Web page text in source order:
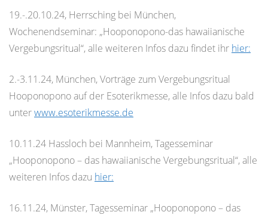
19.-.20.10.24, Herrsching bei München,
Wochenendseminar: „Hooponopono-das hawaiianische
Vergebungsritual“, alle weiteren Infos dazu findet ihr hier:
2.-3.11.24, München, Vorträge zum Vergebungsritual
Hooponopono auf der Esoterikmesse, alle Infos dazu bald
unterwww.esoterikmesse.de
10.11.24 Hassloch bei Mannheim, Tagesseminar
„Hooponopono – das hawaiianische Vergebungsritual“, alle
weiteren Infos dazu hier:
16.11.24, Münster, Tagesseminar „Hooponopono – das